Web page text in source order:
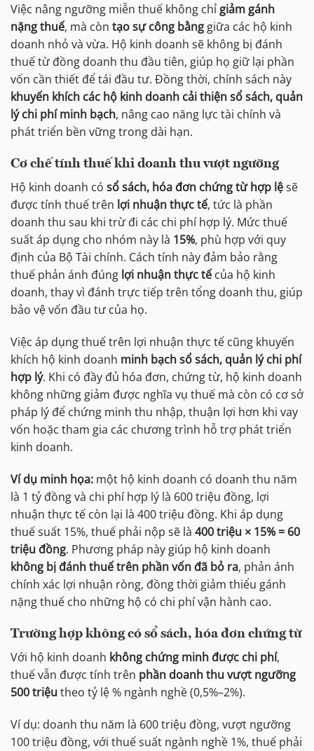
Việc nâng ngưỡng miễn thuế không chỉ giảm gánh
nặng thuế, mà còn tạo sự công bằng giữa các hộ kinh
doanh nhỏ và vừa. Hộ kinh doanh sẽ không bị đánh
thuế từ đồng doanh thu đầu tiên, giúp họ giữ lại phần
vốn cần thiết để tái đầu tư. Đồng thời, chính sách này
khuyến khích các hộ kinh doanh cải thiện sổ sách, quản
lý chi phí minh bạch, nâng cao năng lực tài chính và
phát triển bền vững trong dài hạn.
Cơ chế tính thuế khi doanh thu vượt ngưỡng
Hộ kinh doanh có sổ sách, hóa đơn chứng từ hợp lệsẽ
được tính thuế trên lợi nhuận thực tế, tức là phần
doanh thu sau khi trừ đi các chi phí hợp lý. Mức thuế
suất áp dụng cho nhóm này là 15%, phù hợp với quy
định của Bộ Tài chính. Cách tính này đảm bảo rằng
thuế phản ánh đúng lợi nhuận thực tế của hộ kinh
doanh, thay vì đánh trực tiếp trên tổng doanh thu, giúp
bảo vệ vốn đầu tư của họ.
Việc áp dụng thuế trên lợi nhuận thực tế cũng khuyến
khích hộ kinh doanh minh bạch sổ sách, quản lý chi phí
hợp lý. Khi có đầy đủ hóa đơn, chứng từ, hộ kinh doanh
không những giảm được nghĩa vụ thuế mà còn có cơ sở
pháp lý để chứng minh thu nhập, thuận lợi hơn khi vay
vốn hoặc tham gia các chương trình hỗ trợ phát triển
kinh doanh.
Ví dụ minh họa: một hộ kinh doanh có doanh thu năm
là 1 tỷ đồng và chi phí hợp lý là 600 triệu đồng, lợi
nhuận thực tế còn lại là 400 triệu đồng. Khi áp dụng
thuế suất 15%, thuế phải nộp sẽ là 400 triệu × 15% = 60
triệu đồng. Phương pháp này giúp hộ kinh doanh
không bị đánh thuế trên phần vốn đã bỏ ra, phản ánh
chính xác lợi nhuận ròng, đồng thời giảm thiểu gánh
nặng thuế cho những hộ có chi phí vận hành cao.
Trường hợp không có sổ sách, hóa đơn chứng từ
Với hộ kinh doanh không chứng minh được chi phí,
thuế vẫn được tính trên phần doanh thu vượt ngưỡng
500 triệu theo tỷ lệ % ngành nghề (0,5%–2%).
Ví dụ: doanh thu năm là 600 triệu đồng, vượt ngưỡng
100 triệu đồng, với thuế suất ngành nghề 1%, thuế phải